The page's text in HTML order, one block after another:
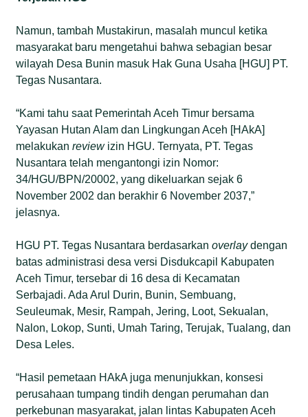
Namun, tambah Mustakirun, masalah muncul ketika
masyarakat baru mengetahui bahwa sebagian besar
wilayah Desa Bunin masuk Hak Guna Usaha [HGU] PT.
Tegas Nusantara.
“Kami tahu saat Pemerintah Aceh Timur bersama
Yayasan Hutan Alam dan Lingkungan Aceh [HAkA]
melakukanreviewizin HGU. Ternyata, PT. Tegas
Nusantara telah mengantongi izin Nomor:
34/HGU/BPN/20002, yang dikeluarkan sejak 6
November 2002 dan berakhir 6 November 2037,”
jelasnya.
HGU PT. Tegas Nusantara berdasarkanoverlaydengan
batas administrasi desa versi Disdukcapil Kabupaten
Aceh Timur, tersebar di 16 desa di Kecamatan
Serbajadi. Ada Arul Durin, Bunin, Sembuang,
Seuleumak, Mesir, Rampah, Jering, Loot, Sekualan,
Nalon, Lokop, Sunti, Umah Taring, Terujak, Tualang, dan
Desa Leles.
“Hasil pemetaan HAkA juga menunjukkan, konsesi
perusahaan tumpang tindih dengan perumahan dan
perkebunan masyarakat, jalan lintas Kabupaten Aceh